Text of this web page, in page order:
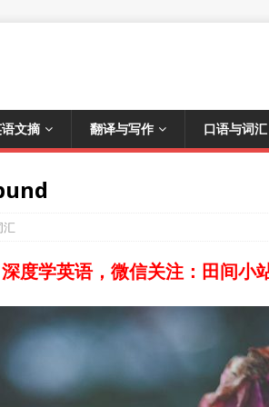
文摘 翻译与写作 口语与词汇
汇
深度学英语，微信关注：田间小